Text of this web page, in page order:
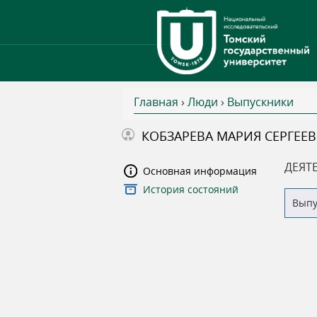
В
ы
з
Главная › Люди › Выпускники
КОБЗАРЕВА МАРИЯ
Основная информация
История состояний